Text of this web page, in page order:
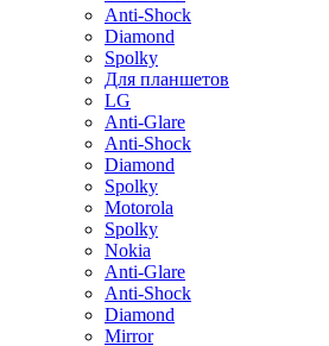
Anti-Shock
Diamond
Spolky
Для планшетов
LG
Anti-Glare
Anti-Shock
Diamond
Spolky
Motorola
Spolky
Nokia
Anti-Glare
Anti-Shock
Diamond
Mirror